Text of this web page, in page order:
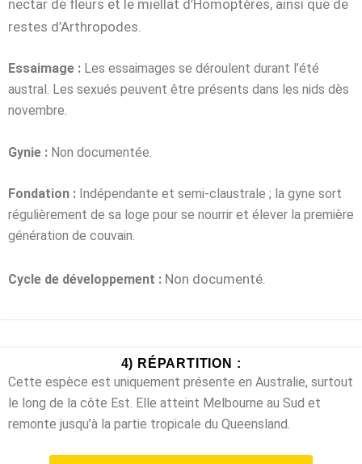
nectar de fleurs et le miellat d’Homoptères, ainsi que de
restes d’Arthropodes.
Essaimage : Les essaimages se déroulent durant l’été
austral. Les sexués peuvent être présents dans les nids dès
novembre.
Gynie : Non documentée.
Fondation : Indépendante et semi-claustrale ; la gyne sort
régulièrement de sa loge pour se nourrir et élever la première
génération de couvain.
Cycle de développement : Non documenté.
4) RÉPARTITION :
Cette espèce est uniquement présente en Australie, surtout
le long de la côte Est. Elle atteint Melbourne au Sud et
remonte jusqu’à la partie tropicale du Queensland.